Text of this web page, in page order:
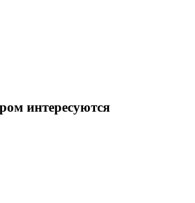
интересуются